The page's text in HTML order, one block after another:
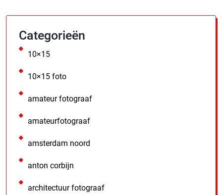
Categorieën
10×15
10×15 foto
amateur fotograaf
amateurfotograaf
amsterdam noord
anton corbijn
architectuur fotograaf